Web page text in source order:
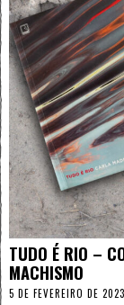
TUDO É RIO –
MACHISMO
5 DE FEVEREIRO DE 2023